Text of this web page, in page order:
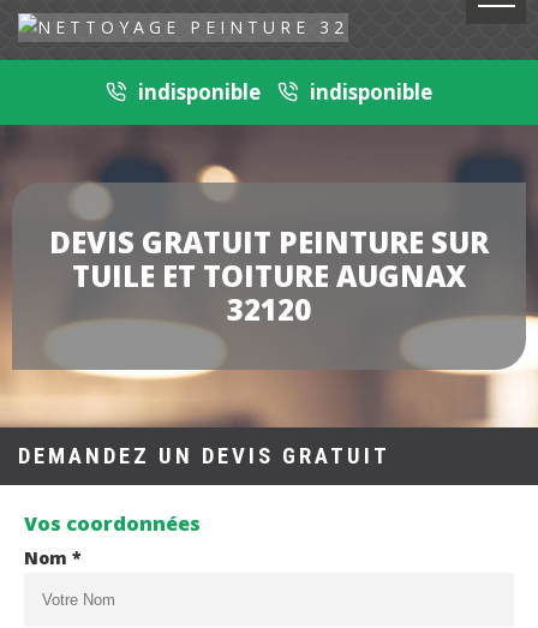
indisponible indisponible
DEVIS GRATUIT PEINTURE SUR
TUILE ET TOITURE AUGNAX
32120
DEMANDEZ UN DEVIS GRATUIT
Vos coordonnées
Nom *